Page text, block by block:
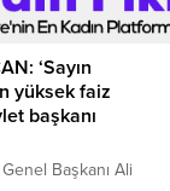
‘Sayın
yüksek faiz
başkanı
Başkanı Ali